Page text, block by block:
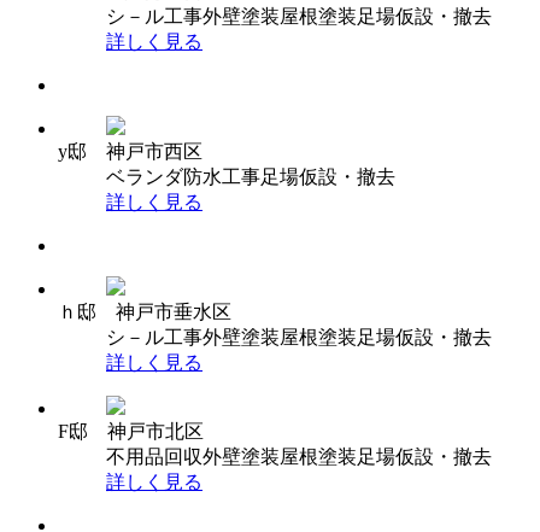
シ－ル工事外壁塗装屋根塗装足場仮設・撤去
詳しく見る
y邸 神戸市西区
ベランダ防水工事足場仮設・撤去
詳しく見る
ｈ邸 神戸市垂水区
シ－ル工事外壁塗装屋根塗装足場仮設・撤去
詳しく見る
F邸 神戸市北区
不用品回収外壁塗装屋根塗装足場仮設・撤去
詳しく見る